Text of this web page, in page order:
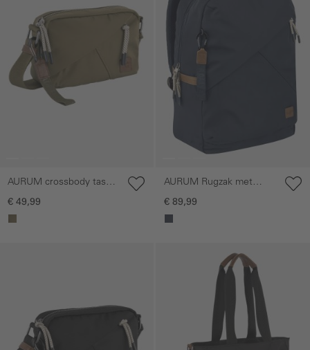
AURUM crossbody tas
gerecycled nylon
€ 49,99
AURUM Rugzak met
gewatteerd laptopvak
€ 89,99